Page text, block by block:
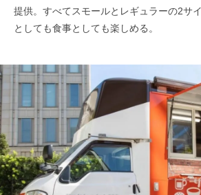
提供。すべてスモールとレギュラーの2サ
としても食事としても楽しめる。